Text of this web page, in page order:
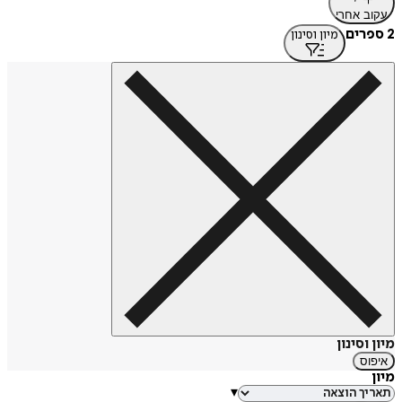
עקוב אחרי
2 ספרים מיון וסינון
מיון וסינון
איפוס
מיון
▾